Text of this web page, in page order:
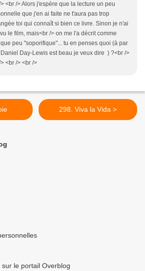
<br /> Alors j'espère que la lecture un peu
que j'en ai faite ne t'aura pas trop
toi qui connaît si bien ce livre. Sinon je n'ai
le film, mais<br /> on me l'a décrit comme
peu "soporifique"... tu en penses quoi (à par
Day-Lewis est beau je veux dire ) ?<br />
<br /> <br />
298. Viva la Vida >
le portail Overblog